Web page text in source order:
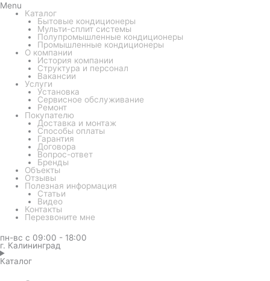
Menu
Каталог
Бытовые кондиционеры
Мульти-сплит системы
Полупромышленные кондиционеры
Промышленные кондиционеры
О компании
История компании
Структура и персонал
Вакансии
Услуги
Установка
Сервисное обслуживание
Ремонт
Покупателю
Доставка и монтаж
Способы оплаты
Гарантия
Договора
Вопрос-ответ
Бренды
Объекты
Отзывы
Полезная информация
Статьи
Видео
Контакты
Перезвоните мне
пн-вс с 09:00 - 18:00
г. Калининград
Каталог